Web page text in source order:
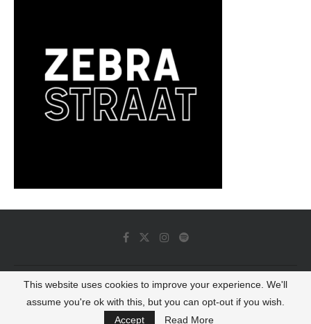
© 2022 - Luminous Dash All Rights Reserved
BACK TO TOP
This website uses cookies to improve your experience. We'll
assume you're ok with this, but you can opt-out if you wish.
Accept
Read More